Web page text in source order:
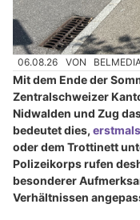
06.08.26 VON
Mit dem Ende der
Zentralschweizer
Nidwalden und Zug
bedeutet dies,
oder dem Trottinett
Polizeikorps rufen
besonderer
Verhältnissen